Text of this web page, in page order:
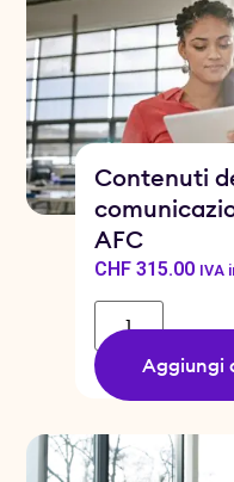
Contenuti
AFC
CHF315.00 IVA
Aggiungi